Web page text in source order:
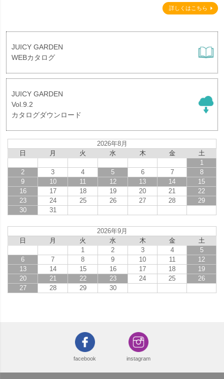
詳しくはこちら
JUICY GARDEN
WEBカタログ
JUICY GARDEN
Vol.9.2
カタログダウンロード
2026年8月
日
月 火 水 木 金
土
1
2
3 4 5 6 7
8
9
10 11 12 13 14
15
16
17 18 19 20 21
22
23
24 25 26 27 28
29
30
31
2026年9月
日
月 火 水 木 金
土
1
2 3 4
5
6
7 8 9 10 11
12
13
14 15 16 17 18
19
20
21 22 23 24 25
26
27
28 29 30
facebook instagram